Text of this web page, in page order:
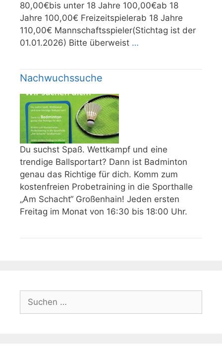
80,00€bis unter 18 Jahre 100,00€ab 18
Jahre 100,00€ Freizeitspielerab 18 Jahre
110,00€ Mannschaftsspieler(Stichtag ist der
01.01.2026) Bitte überweist …
Nachwuchssuche
Du suchst Spaß. Wettkampf und eine
trendige Ballsportart? Dann ist Badminton
genau das Richtige für dich. Komm zum
kostenfreien Probetraining in die Sporthalle
„Am Schacht“ Großenhain! Jeden ersten
Freitag im Monat von 16:30 bis 18:00 Uhr.
Suchen
nach: